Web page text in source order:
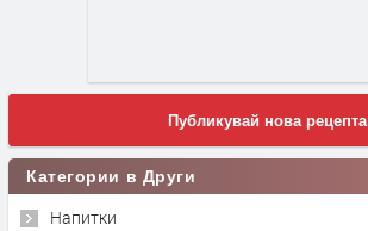
Публикувай нова рецепта
Категории в Други
Напитки